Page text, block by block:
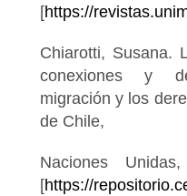
[https://
Chiarotti, Susana.
conexiones y
migración y los
de Chile,
Naciones
[https://